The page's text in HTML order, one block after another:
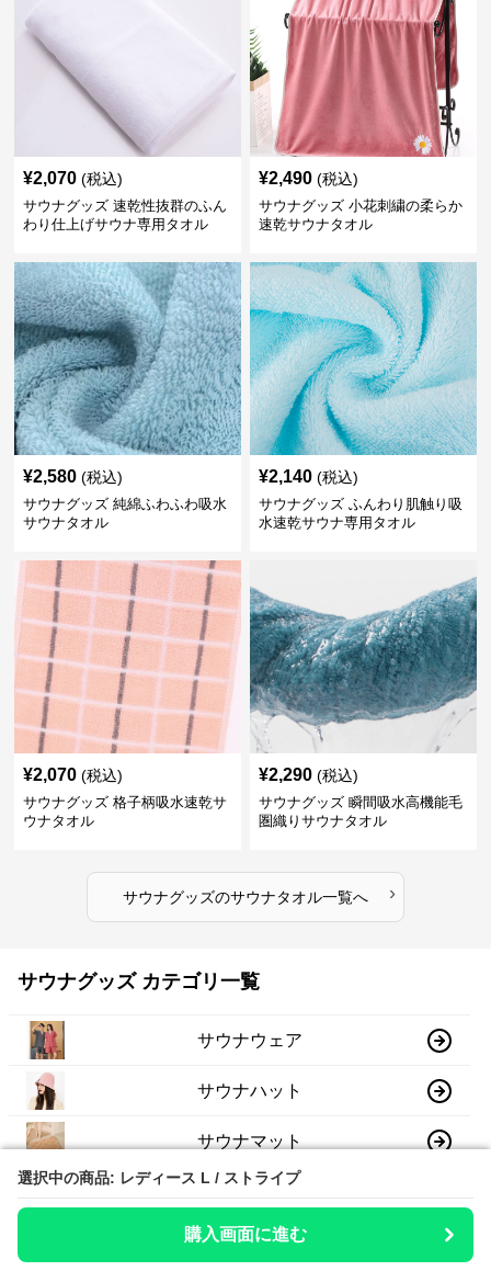
選択中の商品: レディース L / ストライプ
購入画面に進む
選択中の商品: レディース L / ストライプ
購入画面に進む
¥2,070 (税込)
サウナグッズ 速乾性抜群のふん
わり仕上げサウナ専用タオル
¥2,490 (税込)
サウナグッズ 小花刺繍の柔らか
速乾サウナタオル
¥2,580 (税込)
サウナグッズ 純綿ふわふわ吸水
サウナタオル
¥2,140 (税込)
サウナグッズ ふんわり肌触り吸
水速乾サウナ専用タオル
¥2,070 (税込)
サウナグッズ 格子柄吸水速乾サ
ウナタオル
¥2,290 (税込)
サウナグッズ 瞬間吸水高機能毛
圏織りサウナタオル
サウナグッズのサウナタオル一覧へ ›
サウナグッズ カテゴリ一覧
サウナウェア
サウナハット
サウナマット
サウナタオル
サウナバッグ